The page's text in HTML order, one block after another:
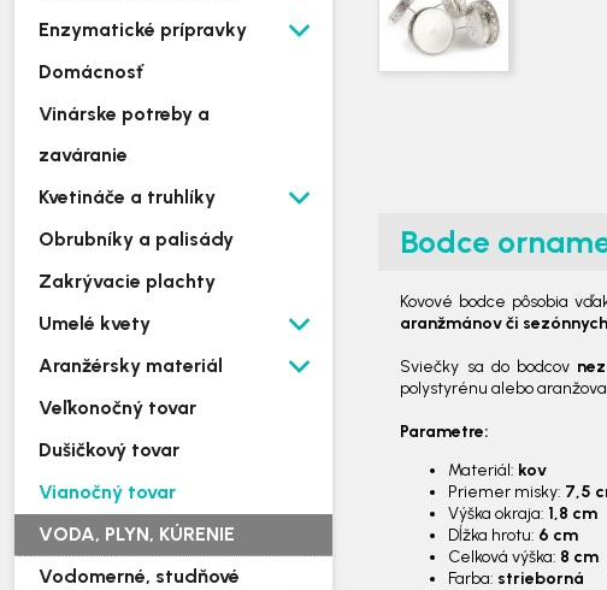
Enzymatické prípravky
Domácnosť
Vinárske potreby a
zaváranie
Kvetináče a truhlíky
Obrubníky a palisády
Zakrývacie plachty
Umelé kvety
Aranžérsky materiál
Veľkonočný tovar
Dušičkový tovar
Vianočný tovar
VODA, PLYN, KÚRENIE
Vodomerné, studňové
Bodce
Kovové bodce pôsobia
aranžmánov či
Sviečky sa do bodcov
polystyrénu alebo
Parametre:
Materiál: kov
Priemer misky: 7,5
Výška okraja: 1,8 cm
Dĺžka hrotu: 6 cm
Celková výška: 8 cm
Farba: strieborná